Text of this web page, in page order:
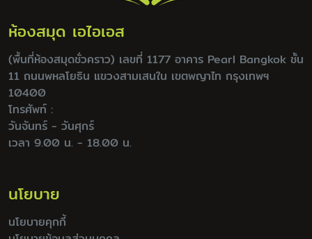
ห้องสมุด เอไอเอส
(พื้นที่ห้องสมุดชั่วคราว) เลขที่ 1177 อาคาร Pearl Bangkok ชั้น
11 ถนนพหลโยธิน แขวงสามเสนใน เขตพญาไท กรุงเทพฯ
10400
โทรศัพท์ :
วันจันทร์ - วันศุกร์
เวลา 9.00 น. - 18.00 น.
นโยบาย
นโยบายคุกกี้